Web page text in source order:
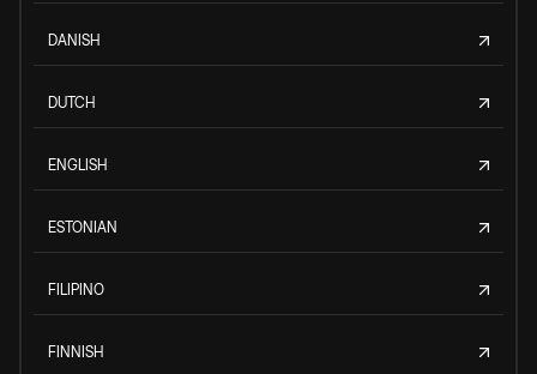
DANISH
DUTCH
ENGLISH
ESTONIAN
FILIPINO
FINNISH